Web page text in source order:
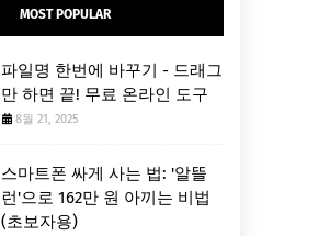
MOST POPULAR
파일명 한번에 바꾸기 - 드래그
만 하면 끝! 무료 온라인 도구
8월 21, 2025
스마트폰 싸게 사는 법: '알뜰
런'으로 162만 원 아끼는 비법
(초보자용)